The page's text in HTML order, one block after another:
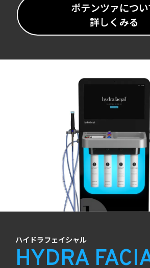
ポテンツァについ
詳しくみる
ハイドラフェイシャル
HYDRA